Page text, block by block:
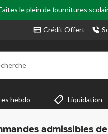
le plein de fournitures
Crédit Offert
hebdo Liquidation
admissibles